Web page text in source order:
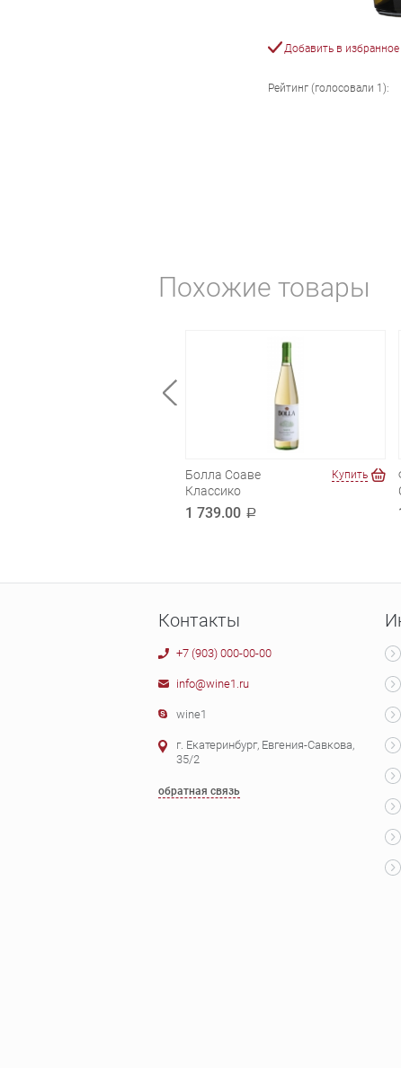
Добавить в избранное
Рейтинг (голосовали 1 ):
Похожие товары
Болла Соаве
Классико
1 739.00 a
Купить
Контакты
+7 (903) 000-00-00
info@wine1.ru
wine1
г. Екатеринбург, Евгения-Савкова,
35/2
обратная связь